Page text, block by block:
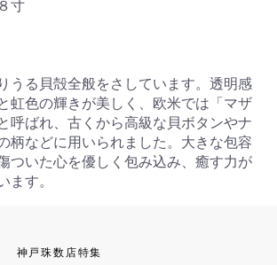
寸
うる貝殻全般をさしています。透明感
虹色の輝きが美しく、欧米では「マザ
呼ばれ、古くから高級な貝ボタンやナ
柄などに用いられました。大きな包容
ついた心を優しく包み込み、癒す力が
ます。
神戸珠数店特集